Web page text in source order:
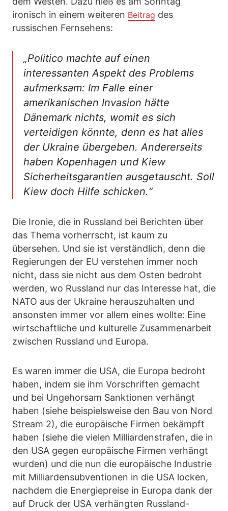
ironisch in einem weiteren Beitrag des
russischen Fernsehens:
„Politico machte auf einen
interessanten Aspekt des Problems
aufmerksam: Im Falle einer
amerikanischen Invasion hätte
Dänemark nichts, womit es sich
verteidigen könnte, denn es hat alles
der Ukraine übergeben. Andererseits
haben Kopenhagen und Kiew
Sicherheitsgarantien ausgetauscht. Soll
Kiew doch Hilfe schicken.“
Die Ironie, die in Russland bei Berichten über
das Thema vorherrscht, ist kaum zu
übersehen. Und sie ist verständlich, denn die
Regierungen der EU verstehen immer noch
nicht, dass sie nicht aus dem Osten bedroht
werden, wo Russland nur das Interesse hat, die
NATO aus der Ukraine herauszuhalten und
ansonsten immer vor allem eines wollte: Eine
wirtschaftliche und kulturelle Zusammenarbeit
zwischen Russland und Europa.
Es waren immer die USA, die Europa bedroht
haben, indem sie ihm Vorschriften gemacht
und bei Ungehorsam Sanktionen verhängt
haben (siehe beispielsweise den Bau von Nord
Stream 2), die europäische Firmen bekämpft
haben (siehe die vielen Milliardenstrafen, die in
den USA gegen europäische Firmen verhängt
wurden) und die nun die europäische Industrie
mit Milliardensubventionen in die USA locken,
nachdem die Energiepreise in Europa dank der
auf Druck der USA verhängten Russland-